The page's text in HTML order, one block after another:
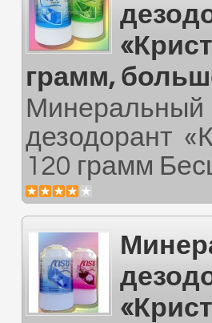
грамм,
Минеральный
дезодорант
120 грамм